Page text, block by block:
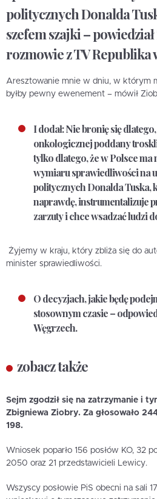
politycznych Donalda
szefem szajki –
rozmowie z TV Republika
Aresztowanie mnie w dniu, w którym
byłby pewny ewenement – mówił
I dodał: Nie bronię się
onkologicznej poddany
tylko dlatego, że w Polsce ma
wymiaru sprawiedliwości na
politycznych Donalda Tuska,
naprawdę, instrumentalizuje
zarzuty i chce wsadzać ludzi
Żyjemy w kraju, który zbliża się do
minister sprawiedliwości.
O decyzjach, jakie będę
stosownym czasie –
Węgrzech.
zobacz także
Sejm zgodził się na zatrzymanie i
Zbigniewa Ziobry. Za głosowało
198.
Wniosek poparło 156 posłów KO, 32
2050 oraz 21 przedstawicieli Lewicy.
Wszyscy posłowie PiS obecni na sali